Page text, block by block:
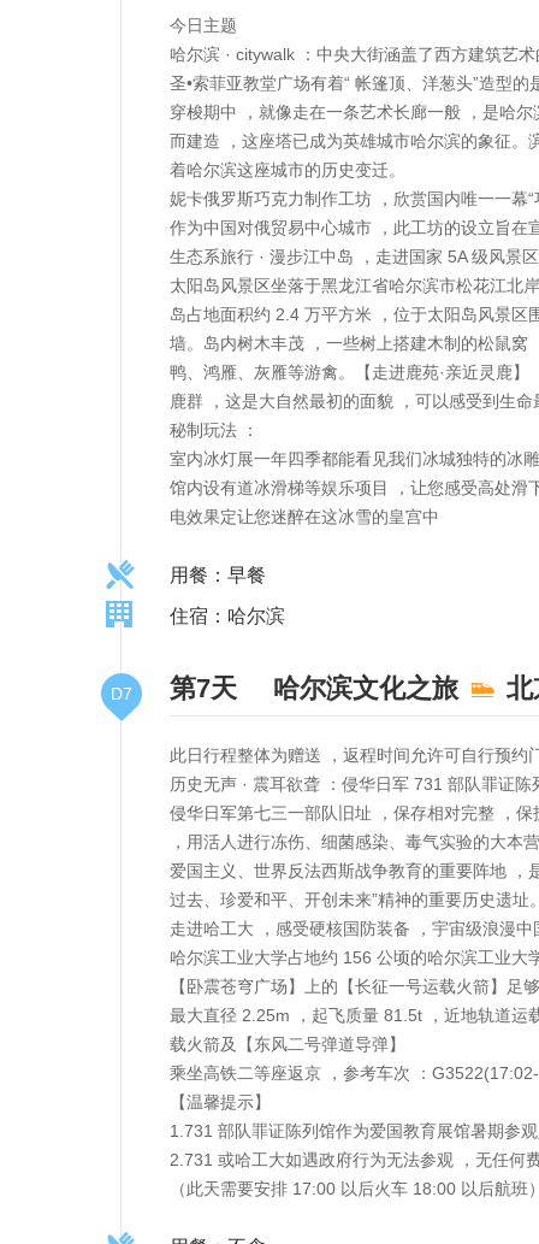
今日主题
哈尔滨 · citywalk ：中央大街涵盖了西方建筑艺
圣•索菲亚教堂广场有着“ 帐篷顶、洋葱头”造型
穿梭期中 ，就像走在一条艺术长廊一般 ，是哈
而建造 ，这座塔已成为英雄城市哈尔滨的象征
着哈尔滨这座城市的历史变迁。
妮卡俄罗斯巧克力制作工坊 ，欣赏国内唯一一幕
作为中国对俄贸易中心城市 ，此工坊的设立旨
生态系旅行 · 漫步江中岛 ，走进国家 5A 级风景
太阳岛风景区坐落于黑龙江省哈尔滨市松花江北
岛占地面积约 2.4 万平方米 ，位于太阳岛风景
墙。岛内树木丰茂 ，一些树上搭建木制的松鼠
鸭、鸿雁、灰雁等游禽。【走进鹿苑·亲近灵鹿
鹿群 ，这是大自然最初的面貌 ，可以感受到生
秘制玩法 ：
室内冰灯展一年四季都能看见我们冰城独特的冰
馆内设有道冰滑梯等娱乐项目 ，让您感受高处
电效果定让您迷醉在这冰雪的皇宫中
用餐：早餐
住宿：哈尔滨
D7 第7天 哈尔滨文化之旅 北
此日行程整体为赠送 ，返程时间允许可自行预约
历史无声 · 震耳欲聋 ：侵华日军 731 部队罪证
侵华日军第七三一部队旧址 ，保存相对完整 ，
，用活人进行冻伤、细菌感染、毒气实验的大
爱国主义、世界反法西斯战争教育的重要阵地
过去、珍爱和平、开创未来”精神的重要历史遗址
走进哈工大 ，感受硬核国防装备 ，宇宙级浪漫
哈尔滨工业大学占地约 156 公顷的哈尔滨工业大
【卧震苍穹广场】上的【长征一号运载火箭】
最大直径 2.25m ，起飞质量 81.5t ，近地轨道运
载火箭及【东风二号弹道导弹】
乘坐高铁二等座返京 ，参考车次 ：
【温馨提示】
1.731 部队罪证陈列馆作为爱国教育展馆暑期参
2.731 或哈工大如遇政府行为无法参观 ，无任何
（此天需要安排 17:00 以后火车 18:00 以后航班